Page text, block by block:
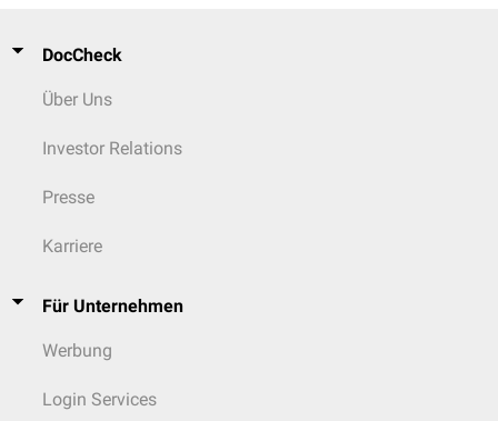
DocCheck
Über Uns
Investor Relations
Presse
Karriere
Für Unternehmen
Werbung
Login Services